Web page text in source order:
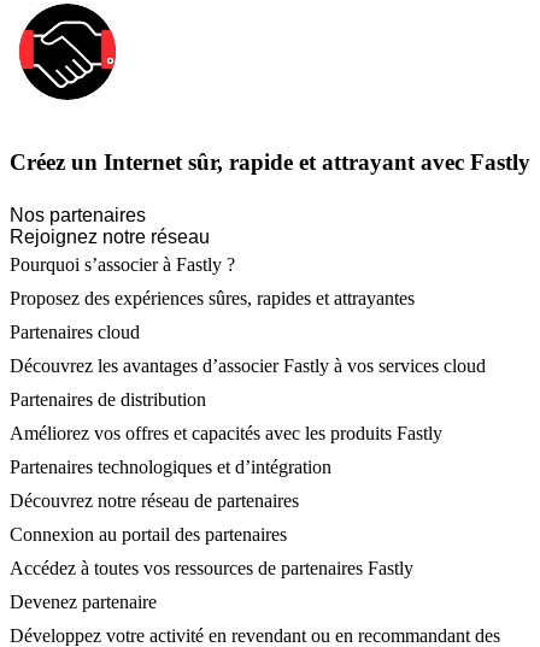
Créez un Internet sûr, rapide et attrayant avec Fastly
Nos partenaires
Rejoignez notre réseau
Pourquoi s’associer à Fastly ?
Proposez des expériences sûres, rapides et attrayantes
Partenaires cloud
Découvrez les avantages d’associer Fastly à vos services cloud
Partenaires de distribution
Améliorez vos offres et capacités avec les produits Fastly
Partenaires technologiques et d’intégration
Découvrez notre réseau de partenaires
Connexion au portail des partenaires
Accédez à toutes vos ressources de partenaires Fastly
Devenez partenaire
Développez votre activité en revendant ou en recommandant des